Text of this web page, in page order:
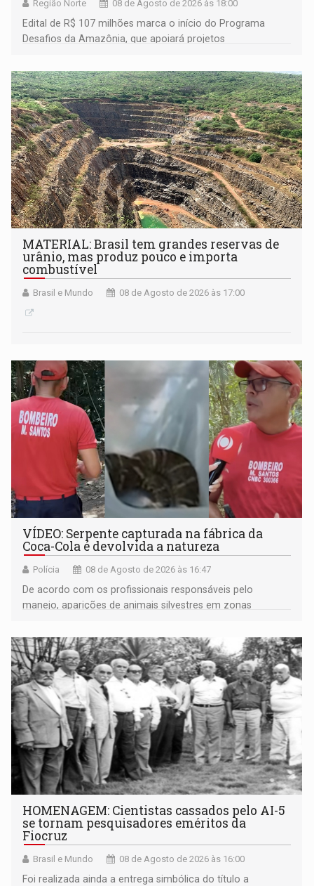
Região Norte 08 de Agosto de 2026 às 18:00
Edital de R$ 107 milhões marca o início do Programa
Desafios da Amazônia, que apoiará projetos
submissão de pré-propostas poderá ser feita até 1º de
setembro
MATERIAL: Brasil tem grandes reservas de
urânio, mas produz pouco e importa
combustível
Brasil e Mundo 08 de Agosto de 2026 às 17:00
VÍDEO: Serpente capturada na fábrica da
Coca-Cola é devolvida a natureza
Polícia 08 de Agosto de 2026 às 16:47
De acordo com os profissionais responsáveis pelo
manejo, aparições de animais silvestres em zonas
HOMENAGEM: Cientistas cassados pelo AI-5
se tornam pesquisadores eméritos da
Fiocruz
Brasil e Mundo 08 de Agosto de 2026 às 16:00
Foi realizada ainda a entrega simbólica do título a